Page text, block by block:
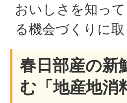
おいしさを知っ
る機会づくりに
春日部産の新
む「地産地消